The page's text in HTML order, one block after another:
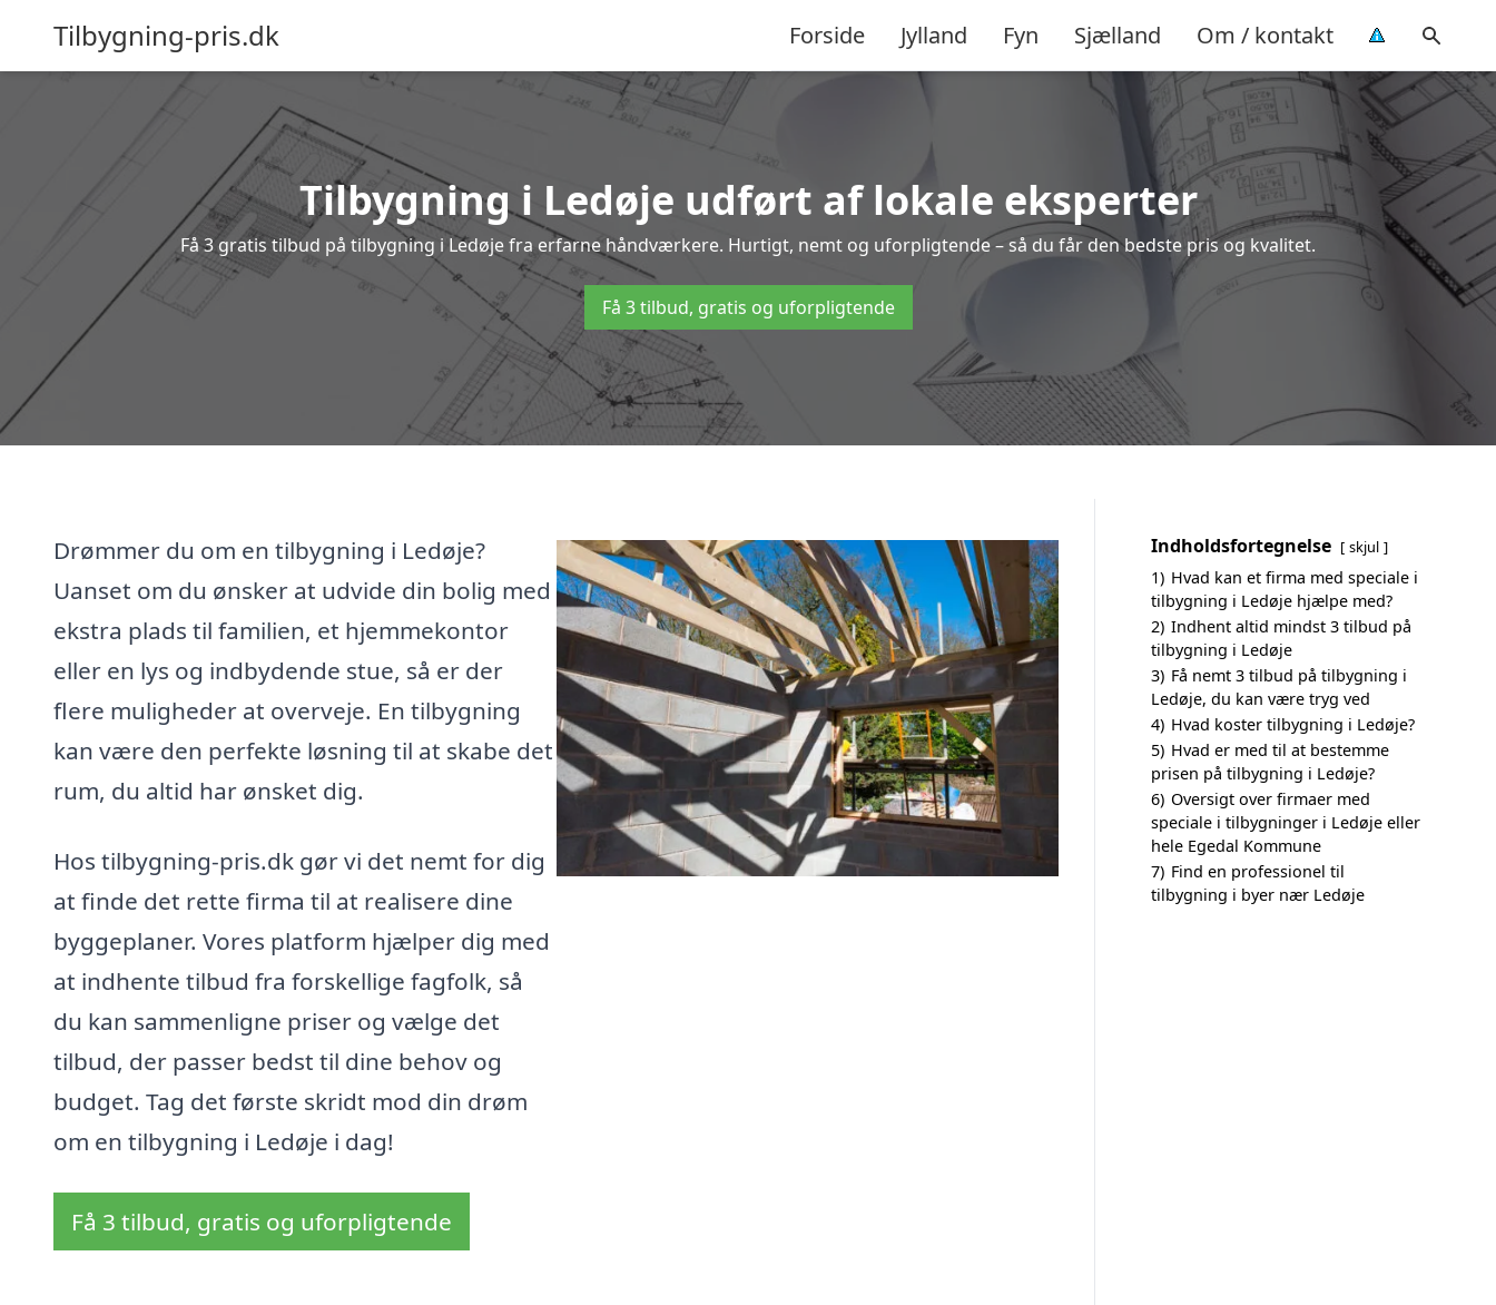
Tilbygning-pris.dk Forside Jylland Fyn Sjælland Om / kontakt
Tilbygning i Ledøje udført af lokale eksperter
Få 3 gratis tilbud på tilbygning i Ledøje fra erfarne håndværkere. Hurtigt, nemt og uforpligtende – så du får den bedste pris og kvalitet.
Få 3 tilbud, gratis og uforpligtende
Drømmer du om en tilbygning i Ledøje?
Uanset om du ønsker at udvide din bolig med
ekstra plads til familien, et hjemmekontor
eller en lys og indbydende stue, så er der
flere muligheder at overveje. En tilbygning
kan være den perfekte løsning til at skabe det
rum, du altid har ønsket dig.
Hos tilbygning-pris.dk gør vi det nemt for dig
at finde det rette firma til at realisere dine
byggeplaner. Vores platform hjælper dig med
at indhente tilbud fra forskellige fagfolk, så
du kan sammenligne priser og vælge det
tilbud, der passer bedst til dine behov og
budget. Tag det første skridt mod din drøm
om en tilbygning i Ledøje i dag!
Få 3 tilbud, gratis og uforpligtende
Indholdsfortegnelse skjul
1) Hvad kan et firma med speciale i
tilbygning i Ledøje hjælpe med?
2) Indhent altid mindst 3 tilbud på
tilbygning i Ledøje
3) Få nemt 3 tilbud på tilbygning i
Ledøje, du kan være tryg ved
4) Hvad koster tilbygning i Ledøje?
5) Hvad er med til at bestemme
prisen på tilbygning i Ledøje?
6) Oversigt over firmaer med
speciale i tilbygninger i Ledøje eller
hele Egedal Kommune
7) Find en professionel til
tilbygning i byer nær Ledøje